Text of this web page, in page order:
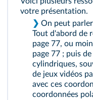
votre présentation.
❯ On peut
Tout d'abord de
page 77, ou
page 77 ; puis
cylindriques,
de jeux vidéos
avec ces
coordonnées